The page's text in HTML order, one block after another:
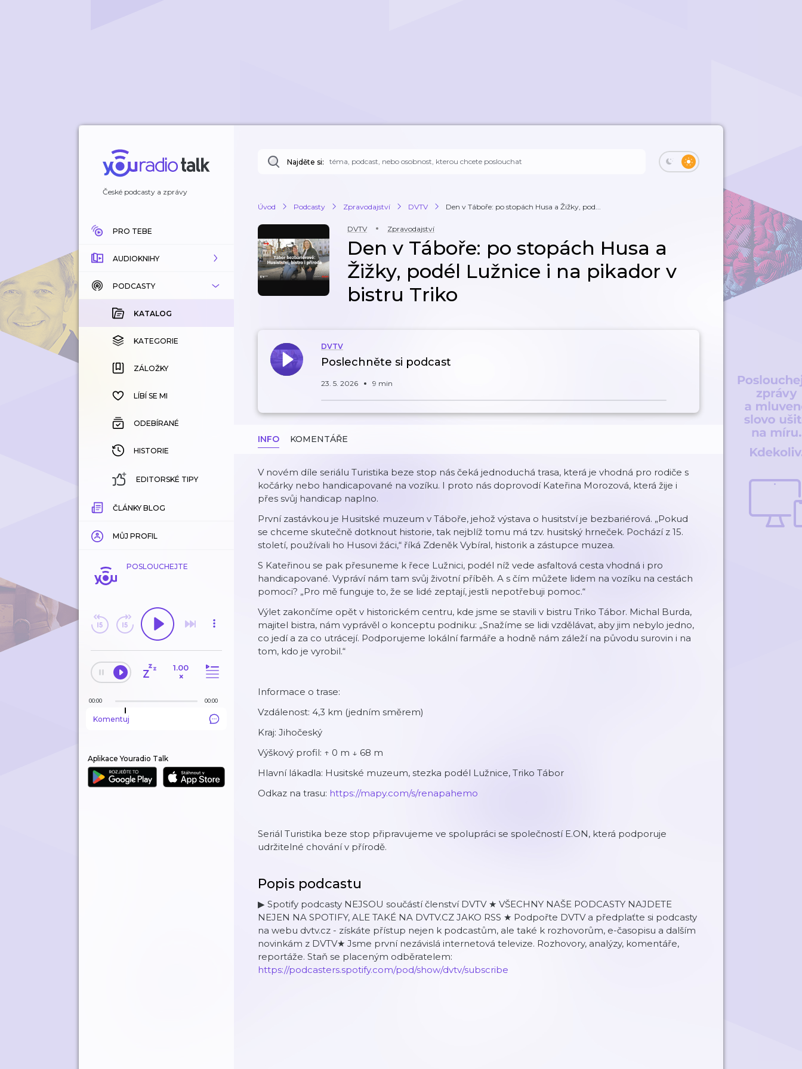
České podcasty a zprávy
PRO TEBE
AUDIOKNIHY
KATALOG
KOUPENÉ
KATEGORIE
ZÁLOŽKY
HISTORIE
PODCASTY
KATALOG
KATEGORIE
ZÁLOŽKY
LÍBÍ SE MI
ODEBÍRANÉ
HISTORIE
EDITORSKÉ TIPY
ČLÁNKY BLOG
MŮJ PROFIL
POSLOUCHEJTE
1.00
×
00:00 00:00
Komentuj
Aplikace Youradio Talk
Najděte si:
Úvod Podcasty Zpravodajství DVTV Den v Táboře: po stopách Husa a Žižky, pod...
DVTV Zpravodajství
Den v Táboře: po stopách Husa a
Žižky, podél Lužnice i na pikador v
bistru Triko
DVTV
Poslechněte si podcast
23. 5. 2026 9 min
INFO KOMENTÁŘE
V novém díle seriálu Turistika beze stop nás čeká jednoduchá trasa, která je vhodná pro rodiče s
kočárky nebo handicapované na vozíku. I proto nás doprovodí Kateřina Morozová, která žije i
přes svůj handicap naplno.
První zastávkou je Husitské muzeum v Táboře, jehož výstava o husitství je bezbariérová. „Pokud
se chceme skutečně dotknout historie, tak nejblíž tomu má tzv. husitský hrneček. Pochází z 15.
století, používali ho Husovi žáci,“ říká Zdeněk Vybíral, historik a zástupce muzea.
S Kateřinou se pak přesuneme k řece Lužnici, podél níž vede asfaltová cesta vhodná i pro
handicapované. Vypráví nám tam svůj životní příběh. A s čím můžete lidem na vozíku na cestách
pomoci? „Pro mě funguje to, že se lidé zeptají, jestli nepotřebuji pomoc.“
Výlet zakončíme opět v historickém centru, kde jsme se stavili v bistru Triko Tábor. Michal Burda,
majitel bistra, nám vyprávěl o konceptu podniku: „Snažíme se lidi vzdělávat, aby jim nebylo jedno,
co jedí a za co utrácejí. Podporujeme lokální farmáře a hodně nám záleží na původu surovin i na
tom, kdo je vyrobil.“
Informace o trase:
Vzdálenost: 4,3 km (jedním směrem)
Kraj: Jihočeský
Výškový profil: ↑ 0 m ↓ 68 m
Hlavní lákadla: Husitské muzeum, stezka podél Lužnice, Triko Tábor
Odkaz na trasu: https://mapy.com/s/renapahemo
Seriál Turistika beze stop připravujeme ve spolupráci se společností E.ON, která podporuje
udržitelné chování v přírodě.
Popis podcastu
▶ Spotify podcasty NEJSOU součástí členství DVTV ★ VŠECHNY NAŠE PODCASTY NAJDETE
NEJEN NA SPOTIFY, ALE TAKÉ NA DVTV.CZ JAKO RSS ★ Podpořte DVTV a předplaťte si podcasty
na webu dvtv.cz - získáte přístup nejen k podcastům, ale také k rozhovorům, e-časopisu a dalším
novinkám z DVTV★ Jsme první nezávislá internetová televize. Rozhovory, analýzy, komentáře,
reportáže. Staň se placeným odběratelem:
https://podcasters.spotify.com/pod/show/dvtv/subscribe